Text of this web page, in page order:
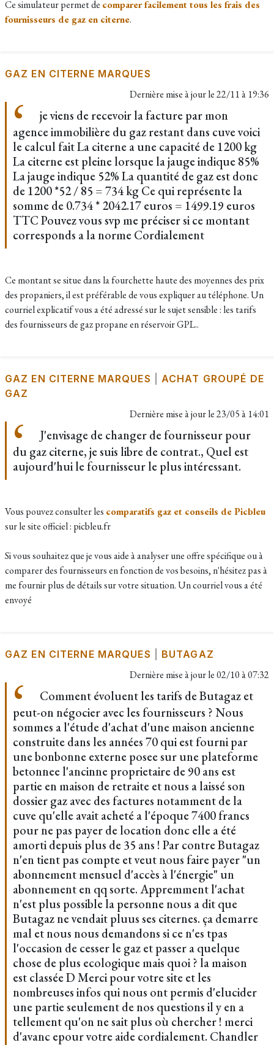
Ce simulateur permet de comparer facilement tous les frais des
fournisseurs de gaz en citerne.
GAZ EN CITERNE MARQUES
Dernière mise à jour le22/11 à 19:36
je viens de recevoir la facture par mon
agence immobilière du gaz restant dans cuve voici
le calcul fait La citerne a une capacité de 1200 kg
La citerne est pleine lorsque la jauge indique 85%
La jauge indique 52% La quantité de gaz est donc
de 1200 *52 / 85 = 734 kg Ce qui représente la
somme de 0.734 * 2042.17 euros = 1499.19 euros
TTC Pouvez vous svp me préciser si ce montant
corresponds a la norme Cordialement
Ce montant se situe dans la fourchette haute des moyennes des prix
des propaniers, il est préférable de vous expliquer au téléphone. Un
courriel explicatif vous a été adressé sur le sujet sensible : les tarifs
des fournisseurs de gaz propane en réservoir GPL..
GAZ EN CITERNE MARQUES |ACHAT GROUPÉ DE
GAZ
Dernière mise à jour le23/05 à 14:01
J'envisage de changer de fournisseur pour
du gaz citerne, je suis libre de contrat., Quel est
aujourd'hui le fournisseur le plus intéressant.
Vous pouvez consulter les comparatifs gaz et conseils de Picbleu
sur le site officiel : picbleu.fr
Si vous souhaitez que je vous aide à analyser une offre spécifique ou à
comparer des fournisseurs en fonction de vos besoins, n'hésitez pas à
me fournir plus de détails sur votre situation. Un courriel vous a été
envoyé
GAZ EN CITERNE MARQUES BUTAGAZ
Dernière mise à jour le02/10 à 07:32
Comment évoluent les tarifs de Butagaz et
peut-on négocier avec les fournisseurs ? Nous
sommes a l'étude d'achat d'une maison ancienne
construite dans les années 70 qui est fourni par
une bonbonne externe posee sur une plateforme
betonnee l'ancinne proprietaire de 90 ans est
partie en maison de retraite et nous a laissé son
dossier gaz avec des factures notamment de la
cuve qu'elle avait acheté a l'époque 7400 francs
pour ne pas payer de location donc elle a été
amorti depuis plus de 35 ans ! Par contre Butagaz
n'en tient pas compte et veut nous faire payer "un
abonnement mensuel d'accès à l'énergie" un
abonnement en qq sorte. Appremment l'achat
n'est plus possible la personne nous a dit que
Butagaz ne vendait pluus ses citernes. ça demarre
mal et nous nous demandons si ce n'es tpas
l'occasion de cesser le gaz et passer a quelque
chose de plus ecologique mais quoi ? la maison
est classée D Merci pour votre site et les
nombreuses infos qui nous ont permis d'elucider
une partie seulement de nos questions il y en a
tellement qu'on ne sait plus où chercher ! merci
d'avanc epour votre aide cordialement. Chandler